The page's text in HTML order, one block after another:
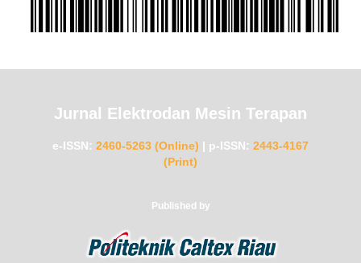
Jurnal Elektrodan Mesin Terapan
e-ISSN: 2460-5263 (Online) | p-ISSN: 2443-4167
(Print)
Published by